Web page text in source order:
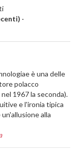
·
è una delle
polacco
1967 la seconda).
e l'ironia tipica
alla